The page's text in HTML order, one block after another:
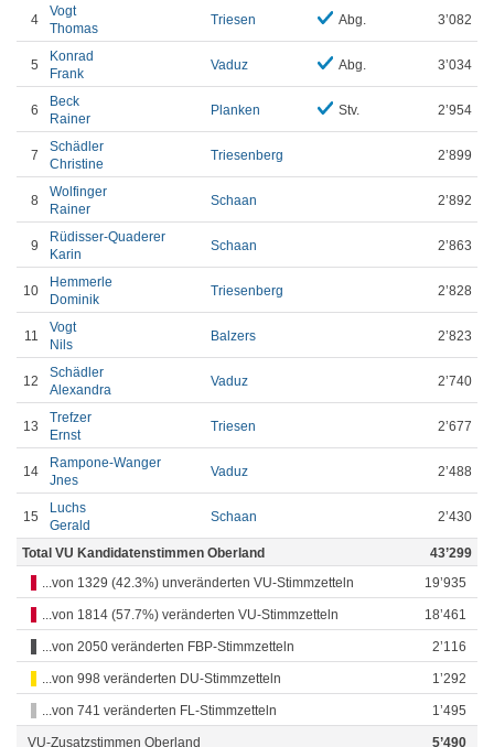
4
Vogt
Thomas
Triesen Abg. 3’082
5
Konrad
Frank
Vaduz Abg. 3’034
6
Beck
Rainer
Planken Stv. 2’954
7
Schädler
Christine
Triesenberg 2’899
8
Wolfinger
Rainer
Schaan 2’892
9
Rüdisser-Quaderer
Karin
Schaan 2’863
10
Hemmerle
Dominik
Triesenberg 2’828
11
Vogt
Nils
Balzers 2’823
12
Schädler
Alexandra
Vaduz 2’740
13
Trefzer
Ernst
Triesen 2’677
14
Rampone-Wanger
Jnes
Vaduz 2’488
15
Luchs
Gerald
Schaan 2’430
Total VU Kandidatenstimmen Oberland
43’299
...von 1329 (42.3%) unveränderten VU-Stimmzetteln
19’935
...von 1814 (57.7%) veränderten VU-Stimmzetteln 18’461
...von 2050 veränderten FBP-Stimmzetteln 2’116
...von 998 veränderten DU-Stimmzetteln 1’292
...von 741 veränderten FL-Stimmzetteln 1’495
VU-Zusatzstimmen Oberland 5’490